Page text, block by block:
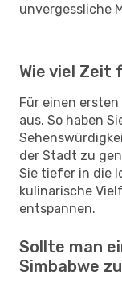
unvergessliche
Wie viel Zeit
Für einen
aus. So haben
der Stadt zu
Sie tiefer in die
kulinarische
entspannen.
Sollte man
Simbabwe